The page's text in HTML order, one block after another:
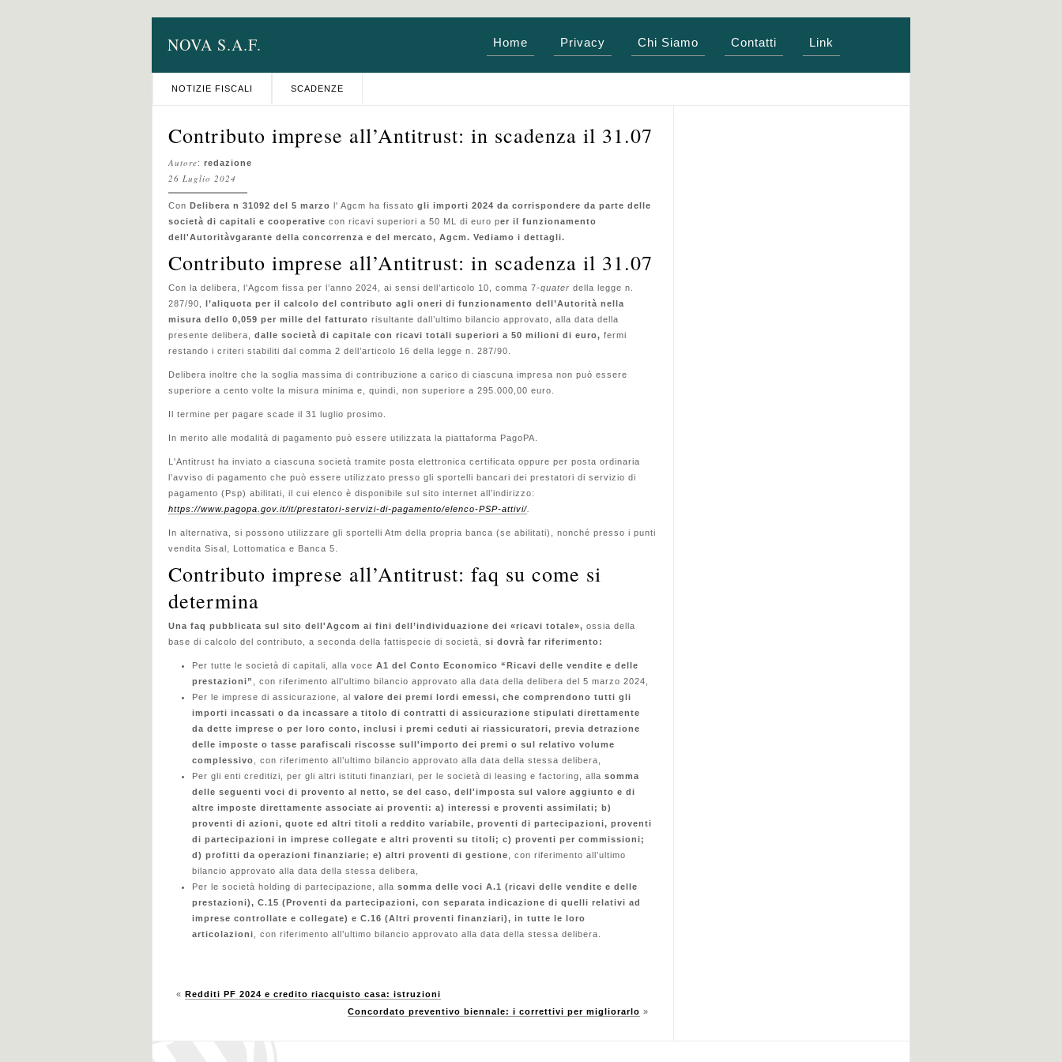
NOVA S.A.F. Home Privacy Chi Siamo Contatti Link
NOTIZIE FISCALI SCADENZE
Contributo imprese all’Antitrust: in scadenza il 31.07
Autore: redazione
26 Luglio 2024
Con Delibera n 31092 del 5 marzo l' Agcm ha fissato gli importi 2024 da corrispondere da parte delle
società di capitali e cooperative con ricavi superiori a 50 ML di euro per il funzionamento
dell'Autoritàvgarante della concorrenza e del mercato, Agcm. Vediamo i dettagli.
Contributo imprese all’Antitrust: in scadenza il 31.07
Con la delibera, l'Agcom fissa per l’anno 2024, ai sensi dell’articolo 10, comma 7-quater della legge n.
287/90,
l’aliquota per il calcolo del contributo agli oneri di funzionamento dell’Autorità nella
misura dello 0,059 per mille del fatturato risultante dall’ultimo bilancio approvato, alla data della
presente delibera, dalle società di capitale con ricavi totali superiori a 50 milioni di euro, fermi
restando i criteri stabiliti dal comma 2 dell’articolo 16 della legge n. 287/90.
Delibera inoltre che la soglia massima di contribuzione a carico di ciascuna impresa non può essere
superiore a cento volte la misura minima e, quindi, non superiore a 295.000,00 euro.
Il termine per pagare scade il 31 luglio prosimo.
In merito alle modalità di pagamento può essere utilizzata la piattaforma PagoPA.
L'Antitrust ha inviato a ciascuna società tramite posta elettronica certificata oppure per posta ordinaria
l’avviso di pagamento che può essere utilizzato presso gli sportelli bancari dei prestatori di servizio di
pagamento (Psp) abilitati, il cui elenco è disponibile sul sito internet all’indirizzo:
https://www.pagopa.gov.it/it/prestatori-servizi-di-pagamento/elenco-PSP-attivi/
In alternativa, si possono utilizzare gli sportelli Atm della propria banca (se abilitati), nonché presso i punti
vendita Sisal, Lottomatica e Banca 5.
Contributo imprese all’Antitrust: faq su come si
determina
Una faq pubblicata sul sito dell'Agcom ai fini dell’individuazione dei «ricavi totale», ossia della
base di calcolo del contributo, a seconda della fattispecie di società,
si dovrà far riferimento:
Per tutte le società di capitali, alla voce A1 del Conto Economico “Ricavi delle vendite e delle
prestazioni”
, con riferimento all'ultimo bilancio approvato alla data della delibera del 5 marzo 2024,
Per le imprese di assicurazione, al valore dei premi lordi emessi, che comprendono tutti gli
importi incassati o da incassare a titolo di contratti di assicurazione stipulati direttamente
da dette imprese o per loro conto, inclusi i premi ceduti ai riassicuratori, previa detrazione
delle imposte o tasse parafiscali riscosse sull'importo dei premi o sul relativo volume
complessivo , con riferimento all’ultimo bilancio approvato alla data della stessa delibera,
Per gli enti creditizi, per gli altri istituti finanziari, per le società di leasing e factoring, alla somma
delle seguenti voci di provento al netto, se del caso, dell'imposta sul valore aggiunto e di
altre imposte direttamente associate ai proventi: a) interessi e proventi assimilati; b)
proventi di azioni, quote ed altri titoli a reddito variabile, proventi di partecipazioni, proventi
di partecipazioni in imprese collegate e altri proventi su titoli; c) proventi per commissioni;
d) profitti da operazioni finanziarie; e) altri proventi di gestione , con riferimento all’ultimo
bilancio approvato alla data della stessa delibera,
Per le società holding di partecipazione, alla somma delle voci A.1 (ricavi delle vendite e delle
prestazioni), C.15 (Proventi da partecipazioni, con separata indicazione di quelli relativi ad
imprese controllate e collegate) e C.16 (Altri proventi finanziari), in tutte le loro
articolazioni , con riferimento all’ultimo bilancio approvato alla data della stessa delibera.
« Redditi PF 2024 e credito riacquisto casa: istruzioni
Concordato preventivo biennale: i correttivi per migliorarlo »